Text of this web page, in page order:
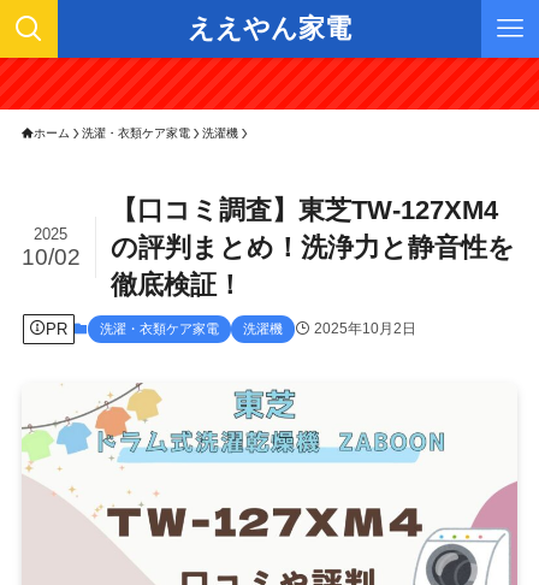
ええやん家電
ホーム 洗濯・衣類ケア家電 洗濯機
【口コミ調査】東芝TW-127XM4
の評判まとめ！洗浄力と静音性を
徹底検証！
2025
10/02
PR 洗濯・衣類ケア家電 洗濯機 2025年10月2日